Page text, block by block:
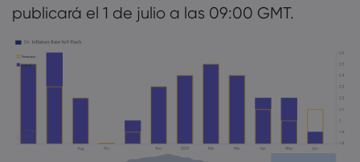
publicará el 1 de julio a las 09:00 GMT.